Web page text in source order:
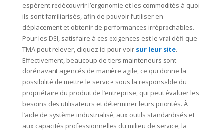
espèrent redécouvrir l’ergonomie et les commodités à quoi
ils sont familiarisés, afin de pouvoir l’utiliser en
déplacement et obtenir de performances irréprochables.
Pour les DSI, satisfaire à ces exigences est le vrai défi que
TMA peut relever, cliquez ici pour voir sur leur site.
Effectivement, beaucoup de tiers mainteneurs sont
dorénavant agencés de manière agile, ce qui donne la
possibilité de mettre le service sous la responsable du
propriétaire du produit de l’entreprise, qui peut évaluer les
besoins des utilisateurs et déterminer leurs priorités. À
l’aide de système industrialisé, aux outils standardisés et
aux capacités professionnelles du milieu de service, la